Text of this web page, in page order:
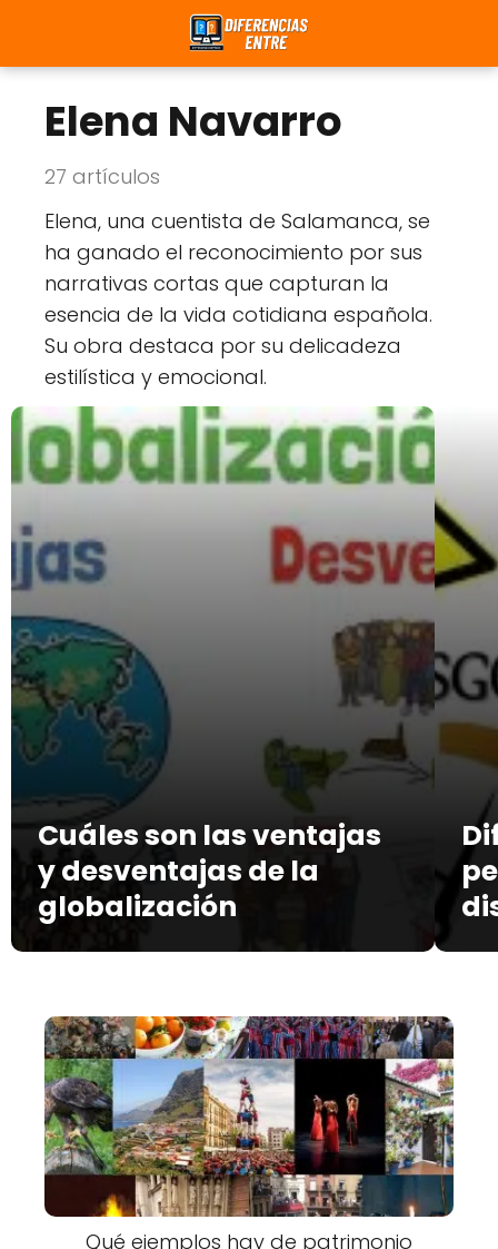
Elena Navarro
27 artículos
Elena, una cuentista de Salamanca, se
ha ganado el reconocimiento por sus
narrativas cortas que capturan la
esencia de la vida cotidiana española.
Su obra destaca por su delicadeza
estilística y emocional.
Cuáles son las ventajas
y desventajas de la
globalización
Qué ejemplos hay de patrimonio